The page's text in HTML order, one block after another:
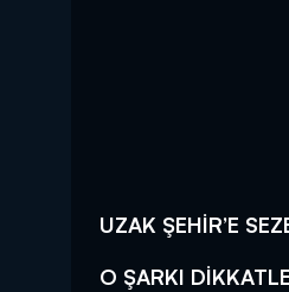
UZAK ŞEHİR’E
O ŞARKI